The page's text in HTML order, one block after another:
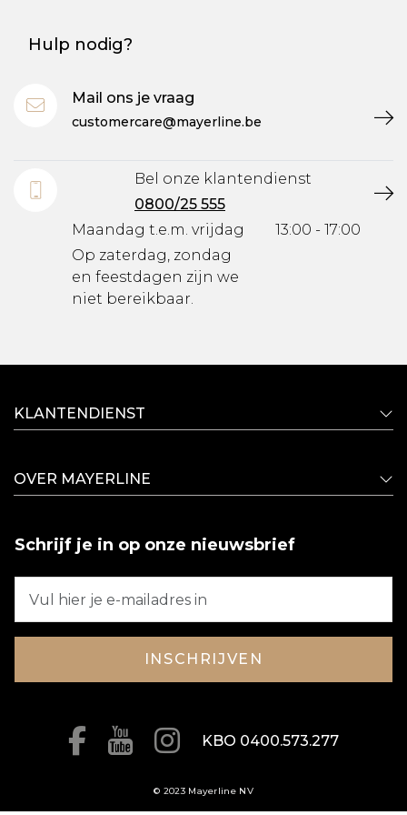
Hulp nodig?
Mail ons je vraag
customercare@mayerline.be
Bel onze klantendienst
0800/25 555
Maandag t.e.m. vrijdag
Op zaterdag, zondag
en feestdagen zijn we
niet bereikbaar.
13:00 - 17:00
KLANTENDIENST
OVER MAYERLINE
Schrijf je in op onze nieuwsbrief
INSCHRIJVEN
KBO 0400.573.277
© 2023 Mayerline NV